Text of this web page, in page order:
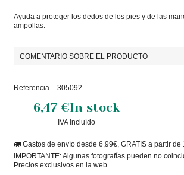
Ayuda a proteger los dedos de los pies y de las
ampollas.
COMENTARIO SOBRE EL PRODUCTO
Referencia 305092
6,47 €In stock
IVA incluído
Gastos de envío desde 6,99€, GRATIS a partir
IMPORTANTE: Algunas fotografías pueden no
Precios exclusivos en la web.